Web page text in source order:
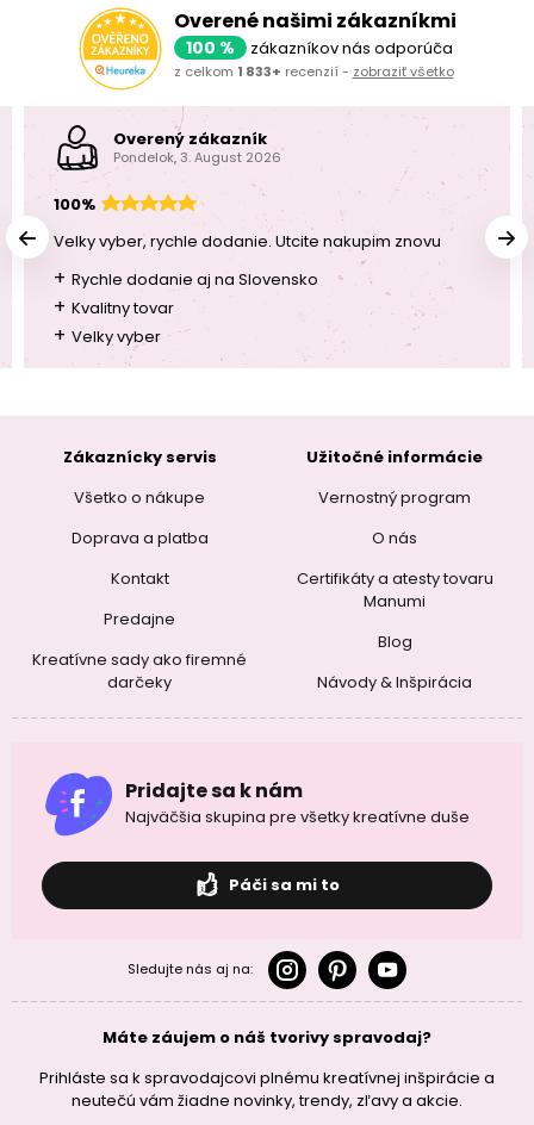
Overené našimi zákazníkmi
100 % zákazníkov nás odporúča
z celkom 1 833+ recenzií - zobraziť všetko
Overený zákazník
Pondelok, 3. August 2026
100%
Velky vyber, rychle dodanie. Utcite nakupim znovu
+ Rychle dodanie aj na Slovensko
+ Kvalitny tovar
+ Velky vyber
Zákaznícky servis
Všetko o nákupe
Doprava a platba
Kontakt
Predajne
Kreatívne sady ako firemné
darčeky
Užitočné informácie
Vernostný program
O nás
Certifikáty a atesty tovaru
Manumi
Blog
Návody & Inšpirácia
Pridajte sa k nám
Najväčšia skupina pre všetky kreatívne duše
Páči sa mi to
Sledujte nás aj na:
Máte záujem o náš tvorivy spravodaj?
Prihláste sa k spravodajcovi plnému kreatívnej inšpirácie a
neutečú vám žiadne novinky, trendy, zľavy a akcie.